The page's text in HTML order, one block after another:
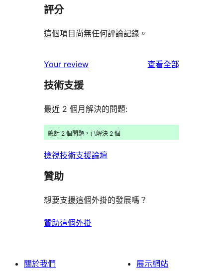
評分
這個項目尚無任何評論記錄。
Your review 查看全部
論
技術支援
最近 2 個月解決的問題:
總計 2 個問題，已解決 2 個
檢視技術支援論壇
贊助
想要支援這個外掛的發展嗎？
贊助這個外掛
關於我們
展示網站